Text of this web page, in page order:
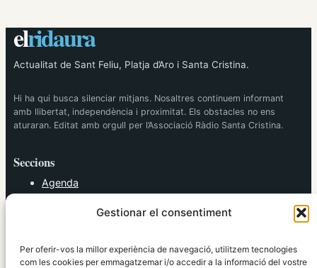
Gestionar el consentiment
Per oferir-vos la millor experiència de navegació, utilitzem tecnologies
com les cookies per emmagatzemar i/o accedir a la informació del vostre
elridaura
Actualitat de Sant Feliu, Platja d’Aro i Santa Cristina.
Hi ha qui busca silenciar mitjans. Nosaltres continuem informant
amb llibertat, independència i proximitat. Els obstacles no ens
aturaran. Editat amb orgull per l’Associació Ràdio Santa Cristina.
Seccions
Agenda
Política
Societat